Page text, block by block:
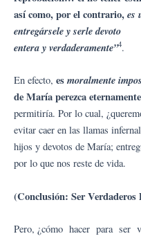
así como, por el contrario,es
entregársele y serle devoto
entera y verdaderamente”4.
En efecto, esmoralmente
de María perezca
permitiría. Por lo cual,
evitar caer en las llamas
hijos y devotos de María;
por lo que nos reste de vida.
(Conclusión: Ser Verdaderos
Pero, ¿cómo hacer para